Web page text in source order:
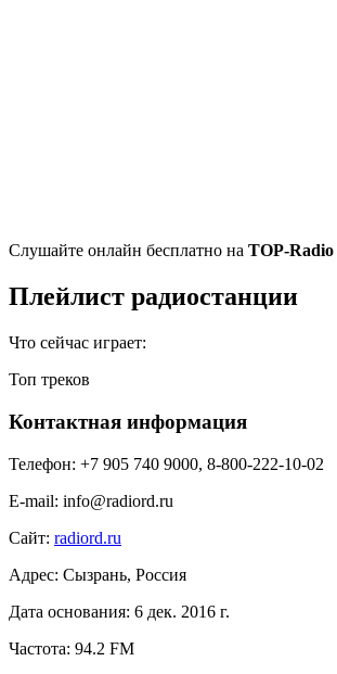
Cлушайте онлайн бесплатно на TOP-Radio
Плейлист радиостанции
Что сейчас играет:
Топ треков
Контактная информация
Телефон: +7 905 740 9000, 8-800-222-10-02
E-mail: info@radiord.ru
Сайт: radiord.ru
Адрес: Сызрань, Россия
Дата основания: 6 дек. 2016 г.
Частота: 94.2 FM